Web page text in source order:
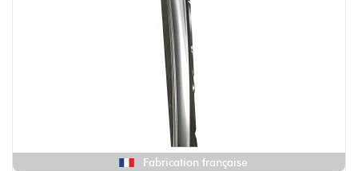
Fabrication française